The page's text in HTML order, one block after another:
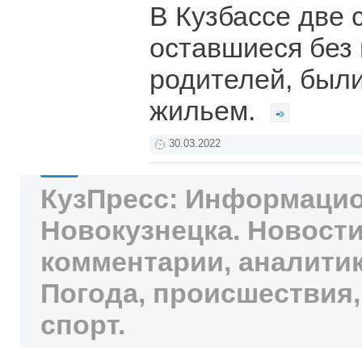
В Кузбассе две
оставшиеся без
родителей,
жильем.
30.03.2022
КузПресс:
Новокузнецка.
комментарии,
Погода,
спорт.